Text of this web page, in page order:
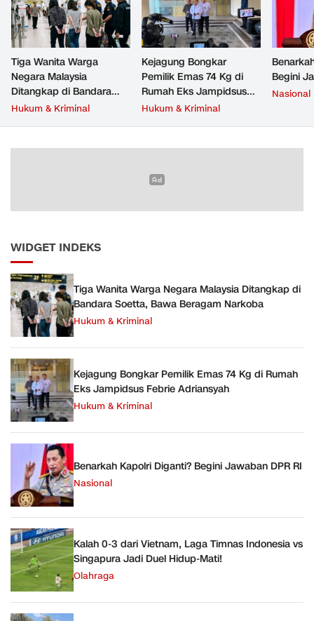
Tiga Wanita Warga
Negara Malaysia
Ditangkap di Bandara
Soetta, Bawa Beragam
Hukum & Kriminal
Kejagung Bongkar
Pemilik Emas 74 Kg di
Rumah Eks Jampidsus
Febrie Adriansyah
Hukum & Kriminal
Begini
Nasional
WIDGET INDEKS
Tiga Wanita Warga Negara Malaysia Ditangkap di
Bandara Soetta, Bawa Beragam Narkoba
Hukum & Kriminal
Kejagung Bongkar Pemilik Emas 74 Kg di Rumah
Eks Jampidsus Febrie Adriansyah
Hukum & Kriminal
Benarkah Kapolri Diganti? Begini Jawaban DPR RI
Nasional
Kalah 0-3 dari Vietnam, Laga Timnas Indonesia vs
Singapura Jadi Duel Hidup-Mati!
Olahraga